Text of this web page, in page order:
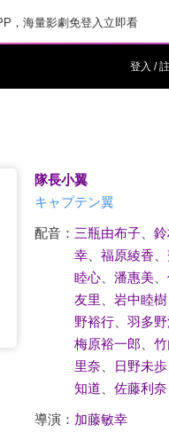
，海量影劇免登入立即看
登入 /
隊長小翼
キャプテン翼
配音： 三瓶由布子、
幸、 福原綾香
睦心、 潘惠美、
友里
岩中睦樹
野裕行、 羽多
梅原裕一郎
里奈
日野未歩
知道
佐藤利奈
導演： 加藤敏幸